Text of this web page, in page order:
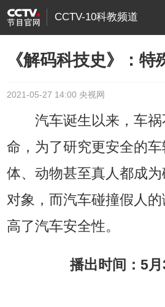
CCTV-10科教频道
《解码科技史》：特
2021-05-27 14:00 央视网
汽车诞生以来，车
命，为了研究更安全的
体、动物甚至真人都成
对象，而汽车碰撞假人
高了汽车安全性。
播出时间：5